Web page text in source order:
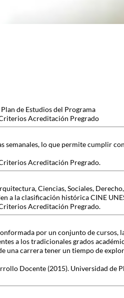
de Estudios del Programa
Acreditación Pregrado
semanales, lo que permite cumplir
Acreditación Pregrado.
Ciencias, Sociales,
a la clasificación histórica CINE
Acreditación Pregrado.
por un conjunto de
a los tradicionales grados
carrera tener un tiempo de
Docente (2015). Universidad de